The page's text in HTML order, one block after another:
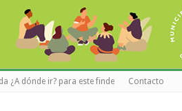
¿A dónde ir? para este finde Contacto